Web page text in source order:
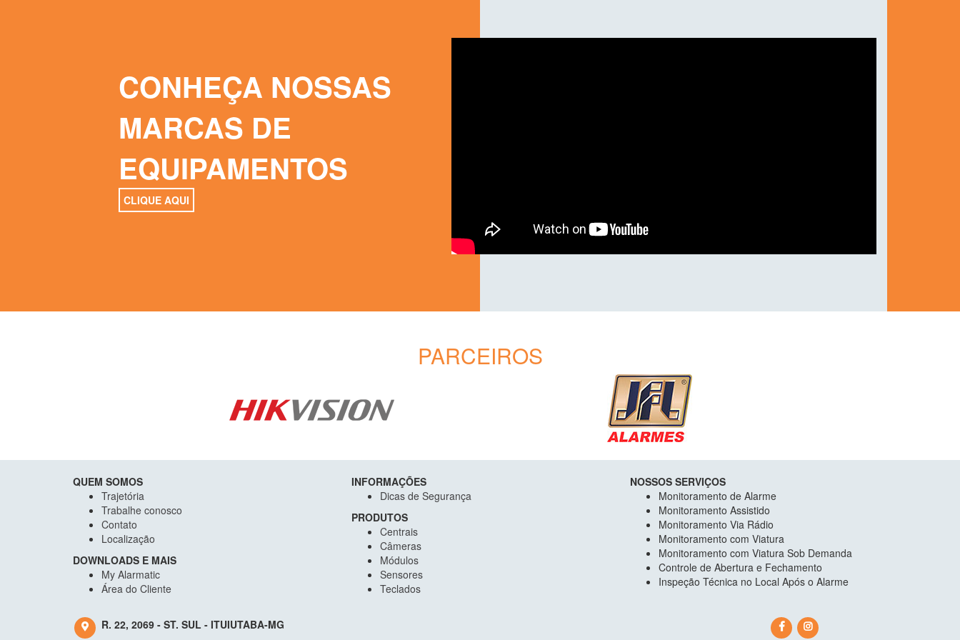
CONHEÇA NOSSAS
MARCAS DE
EQUIPAMENTOS
CLIQUE AQUI
PARCEIROS
QUEM SOMOS
Trajetória
Trabalhe conosco
Contato
Localização
DOWNLOADS E MAIS
My Alarmatic
Área do Cliente
INFORMAÇÕES
Dicas de Segurança
PRODUTOS
Centrais
Câmeras
Módulos
Sensores
Teclados
NOSSOS SERVIÇOS
Monitoramento de Alarme
Monitoramento Assistido
Monitoramento Via Rádio
Monitoramento com Viatura
Monitoramento com Viatura Sob Demanda
Controle de Abertura e Fechamento
Inspeção Técnica no Local Após o Alarme
R. 22, 2069 - ST. SUL - ITUIUTABA-MG